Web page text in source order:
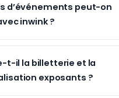
d’événements peut-on
inwink ?
t-il la billetterie et la
exposants ?